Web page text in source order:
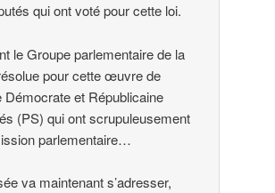
qui ont voté pour cette loi.
le Groupe parlementaire de la
pour cette œuvre de
et Républicaine
(PS) qui ont scrupuleusement
parlementaire…
va maintenant s’adresser,